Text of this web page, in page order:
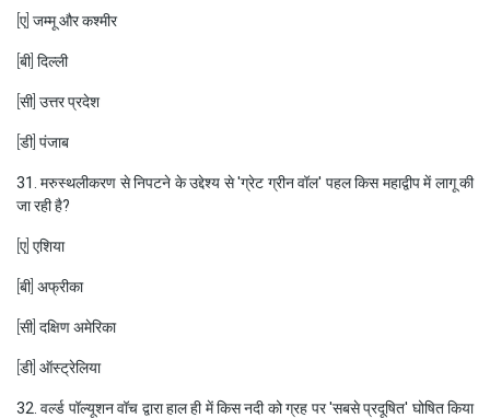
[ए] जम्मू और कश्मीर
[बी] दिल्ली
[सी] उत्तर प्रदेश
[डी] पंजाब
31. मरुस्थलीकरण से निपटने के उद्देश्य से 'ग्रेट ग्रीन वॉल' पहल किस महाद्वीप में लागू की
जा रही है?
[ए] एशिया
[बी] अफ्रीका
[सी] दक्षिण अमेरिका
[डी] ऑस्ट्रेलिया
32. वर्ल्ड पॉल्यूशन वॉच द्वारा हाल ही में किस नदी को ग्रह पर 'सबसे प्रदूषित' घोषित किया